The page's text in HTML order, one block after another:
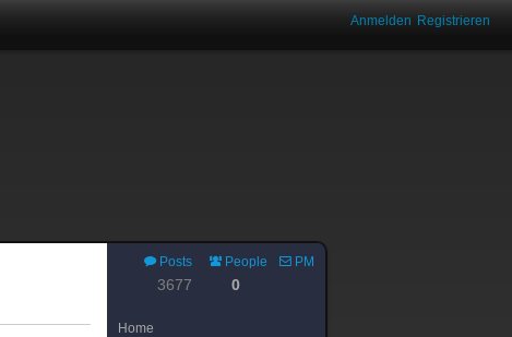
Registrieren
Anmelden
Posts People PM
3677 0
Home